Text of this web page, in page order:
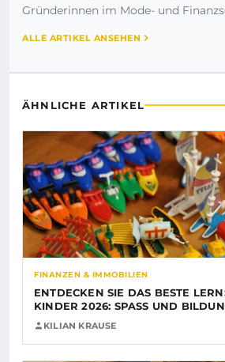
Gründerinnen im Mode- und
ALLE ARTIKEL ANSEHEN
ÄHNLICHE ARTIKEL
FINANZEN & IMMOBILIEN
ENTDECKEN SIE DAS BESTE
KINDER 2026: SPASS UND
KILIAN KRAUSE